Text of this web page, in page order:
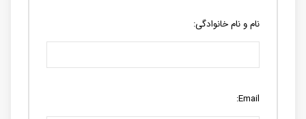
نام و نام خانوادگی:
Email: